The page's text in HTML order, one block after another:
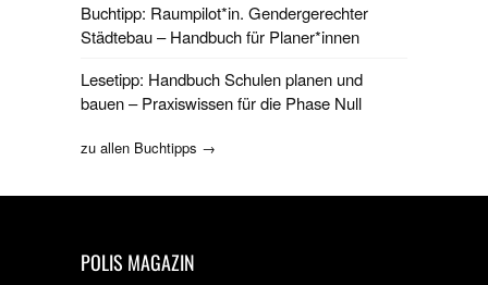
Buchtipp: Raumpilot*in. Gendergerechter
Städtebau – Handbuch für Planer*innen
Lesetipp: Handbuch Schulen planen und
bauen – Praxiswissen für die Phase Null
zu allen Buchtipps →
POLIS MAGAZIN